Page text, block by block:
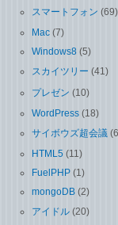
スマートフォン (69)
Mac (7)
Windows8 (5)
スカイツリー (41)
プレゼン (10)
WordPress (18)
サイボウズ超会議
HTML5 (11)
FuelPHP (1)
mongoDB (2)
アイドル (20)